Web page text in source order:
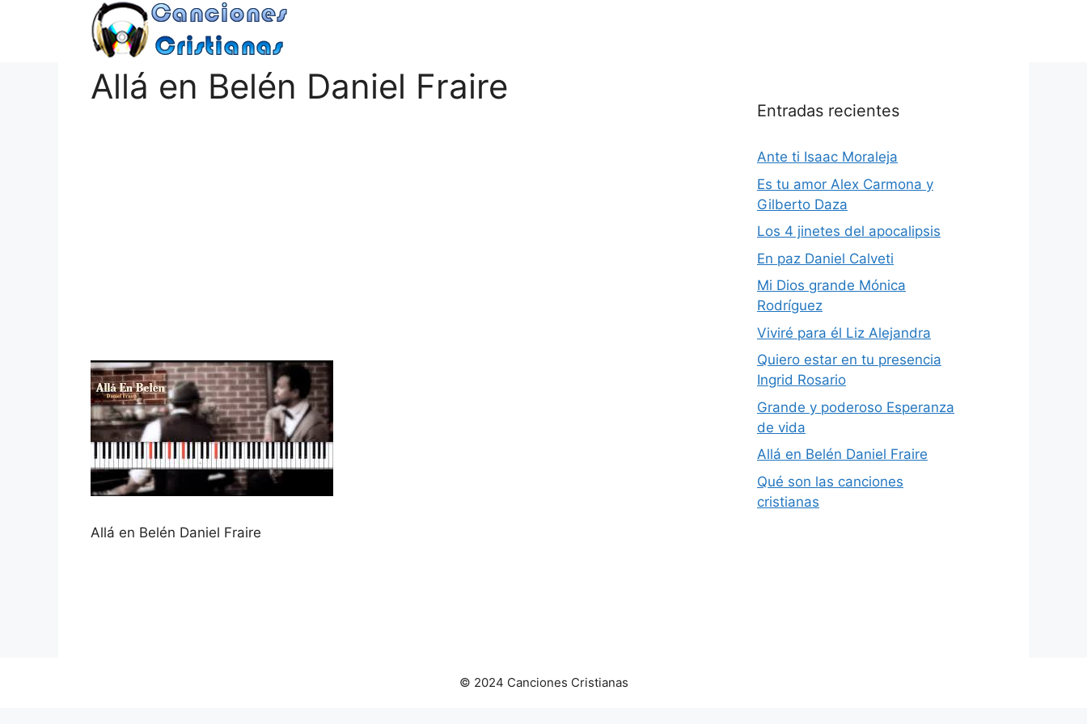
Allá en Belén Daniel Fraire
Allá en Belén Daniel Fraire
Entradas recientes
Ante ti Isaac Moraleja
Es tu amor Alex Carmona y
Gilberto Daza
Los 4 jinetes del apocalipsis
En paz Daniel Calveti
Mi Dios grande Mónica
Rodríguez
Viviré para él Liz Alejandra
Quiero estar en tu presencia
Ingrid Rosario
Grande y poderoso Esperanza
de vida
Allá en Belén Daniel Fraire
Qué son las canciones
cristianas
© 2024 Canciones Cristianas